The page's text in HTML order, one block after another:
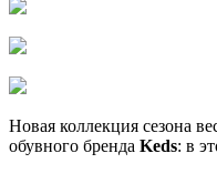
Новая коллекция сезона
обувного бренда Keds: в